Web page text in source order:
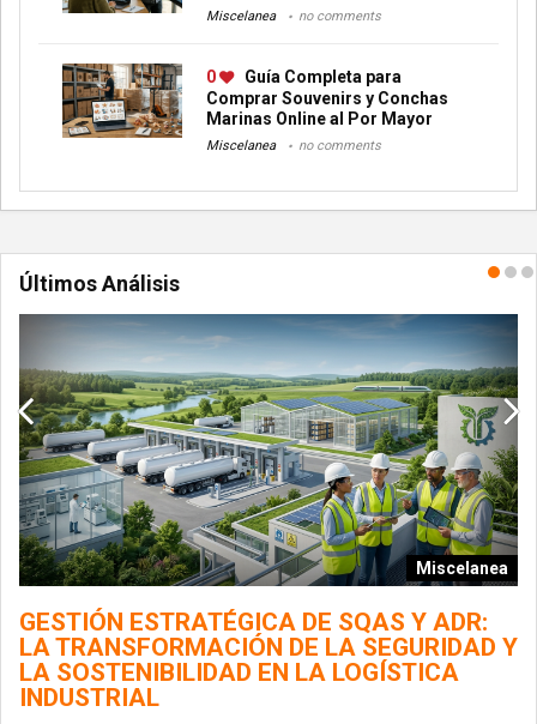
Miscelanea no comments
0
Guía Completa para
Comprar Souvenirs y Conchas
Marinas Online al Por Mayor
Miscelanea no comments
Últimos Análisis
Miscelanea
GESTIÓN ESTRATÉGICA DE SQAS Y ADR:
LA TRANSFORMACIÓN DE LA SEGURIDAD Y
LA SOSTENIBILIDAD EN LA LOGÍSTICA
INDUSTRIAL